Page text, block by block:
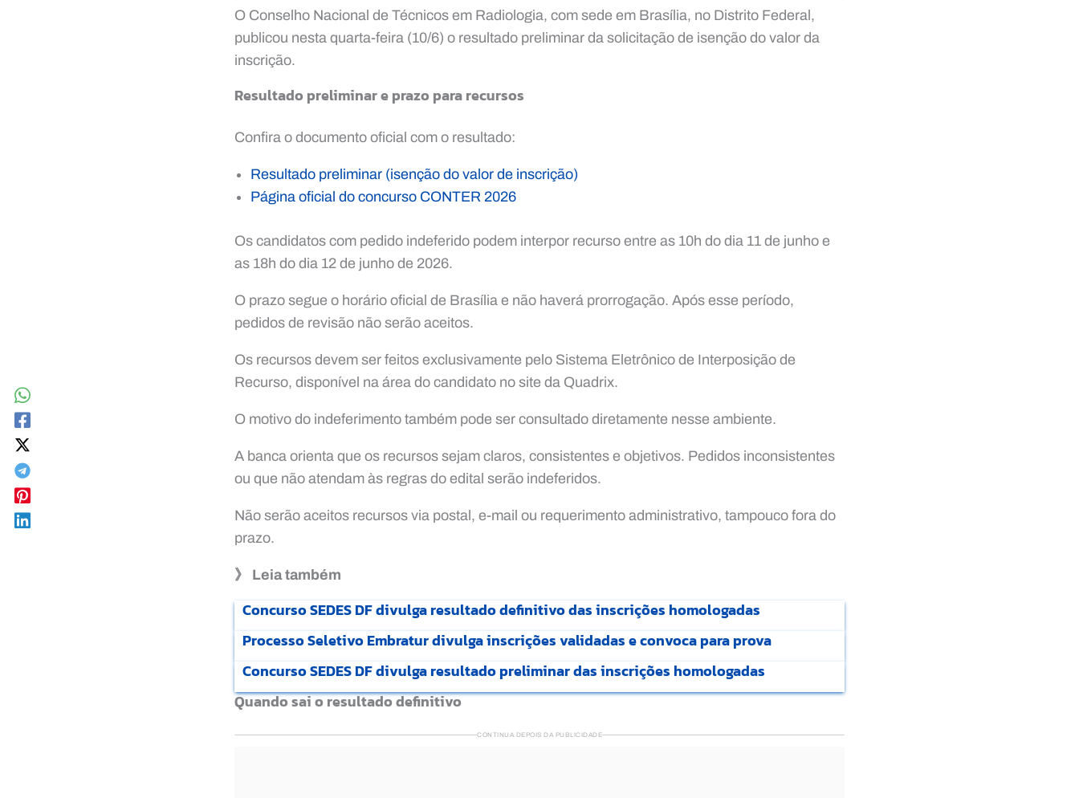
O Conselho Nacional de Técnicos em Radiologia, com sede em Brasília, no Distrito Federal,
publicou nesta quarta-feira (10/6) o resultado preliminar da solicitação de isenção do valor da
inscrição.
Resultado preliminar e prazo para recursos
Confira o documento oficial com o resultado:
Resultado preliminar (isenção do valor de inscrição)
Página oficial do concurso CONTER 2026
Os candidatos com pedido indeferido podem interpor recurso entre as 10h do dia 11 de junho e
as 18h do dia 12 de junho de 2026.
O prazo segue o horário oficial de Brasília e não haverá prorrogação. Após esse período,
pedidos de revisão não serão aceitos.
Os recursos devem ser feitos exclusivamente pelo Sistema Eletrônico de Interposição de
Recurso, disponível na área do candidato no site da Quadrix.
O motivo do indeferimento também pode ser consultado diretamente nesse ambiente.
A banca orienta que os recursos sejam claros, consistentes e objetivos. Pedidos inconsistentes
ou que não atendam às regras do edital serão indeferidos.
Não serão aceitos recursos via postal, e-mail ou requerimento administrativo, tampouco fora do
prazo.
》 Leia também
Concurso SEDES DF divulga resultado definitivo das inscrições homologadas
Processo Seletivo Embratur divulga inscrições validadas e convoca para prova
Concurso SEDES DF divulga resultado preliminar das inscrições homologadas
Quando sai o resultado definitivo
CONTINUA DEPOIS DA PUBLICIDADE